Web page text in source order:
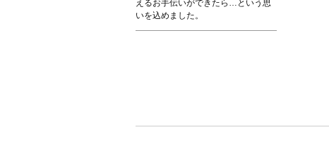
えるお手伝いができたら…という思
いを込めました。